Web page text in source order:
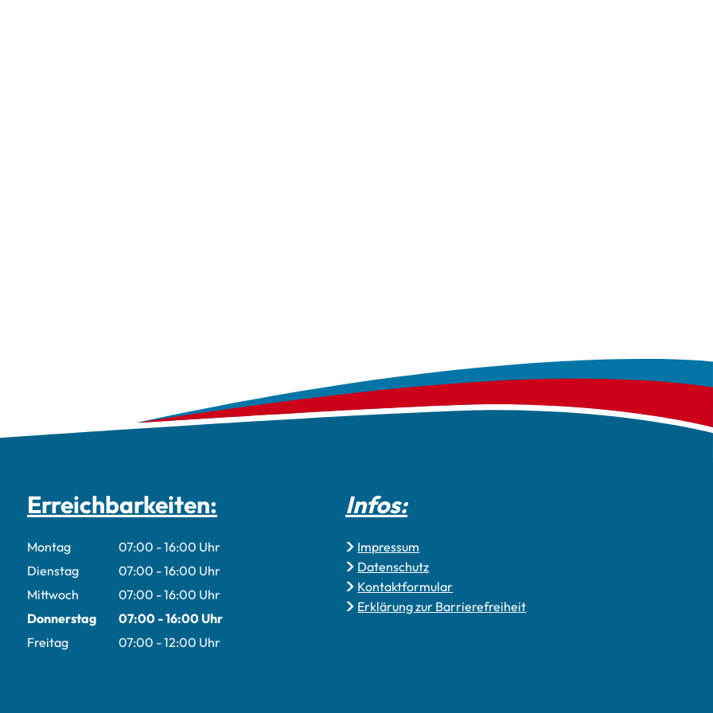
Roberto Sülflohn
Erreichbarkeiten:
Montag 07:00 -16:00 Uhr
Von 07:00 bis 16:00 Uhr
Dienstag 07:00 -16:00 Uhr
Von 07:00 bis 16:00 Uhr
Mittwoch 07:00 -16:00 Uhr
Von 07:00 bis 16:00 Uhr
Donnerstag 07:00-16:00 Uhr
Von 07:00 bis 16:00 Uhr
Freitag 07:00 -12:00 Uhr
Infos:
Impressum
Datenschutz
Kontaktformular
Erklärung zur Barrierefreiheit